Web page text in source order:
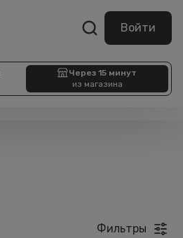
Войти
Через 15 минут
из магазина
Фильтры